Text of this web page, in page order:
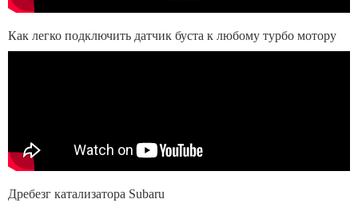
Как легко подключить датчик буста к любому турбо мотору
Дребезг катализатора Subaru